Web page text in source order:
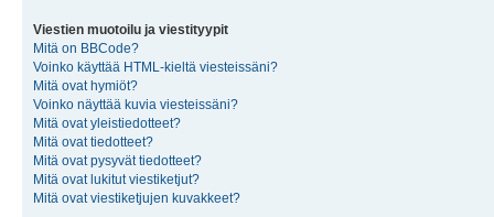
Viestien muotoilu ja viestityypit
Mitä on BBCode?
Voinko käyttää HTML-kieltä viesteissäni?
Mitä ovat hymiöt?
Voinko näyttää kuvia viesteissäni?
Mitä ovat yleistiedotteet?
Mitä ovat tiedotteet?
Mitä ovat pysyvät tiedotteet?
Mitä ovat lukitut viestiketjut?
Mitä ovat viestiketjujen kuvakkeet?